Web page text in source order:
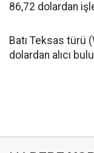
86,72 dolardan
Batı Teksas türü
dolardan alıcı